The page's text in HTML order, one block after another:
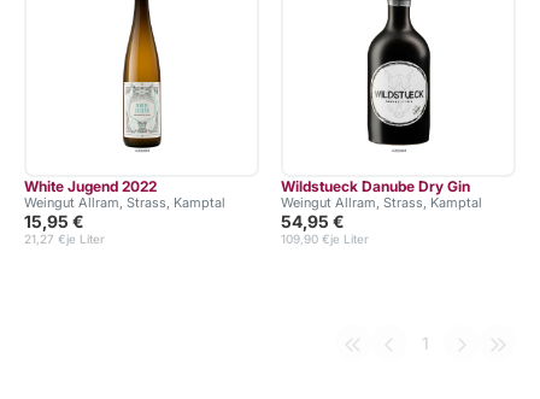
White Jugend 2022
Weingut Allram, Strass, Kamptal
15,95 €
je Liter
21,27 €
Wildstueck Danube Dry Gin
Weingut Allram, Strass, Kamptal
54,95 €
je Liter
109,90 €
1